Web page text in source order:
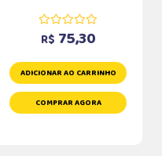
R$ 75,30
ADICIONAR AO CARRINHO
COMPRAR AGORA